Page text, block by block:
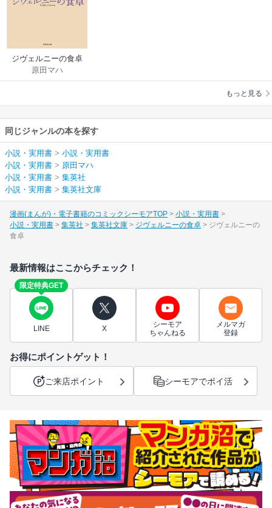
ジヴェルニーの食卓
原田マハ
もっと見る
同じジャンルの本を探す
小説・実用書 > 小説・実用書
小説・実用書 > 原田マハ
小説・実用書 > 集英社
小説・実用書 > 集英社文庫
漫画(まんが)・電子書籍のコミックシーモアTOP
小説・実用書
小説・実用書
集英社 集英社文庫 ジヴェルニーの食卓
ジヴェルニーの
食卓
最新情報はここからチェック！
限定特典GET
LINE X
シーモア
ちゃんねる
メルマガ
登録
お得にポイントゲット！
ご来店ポイント シーモアでポイ活